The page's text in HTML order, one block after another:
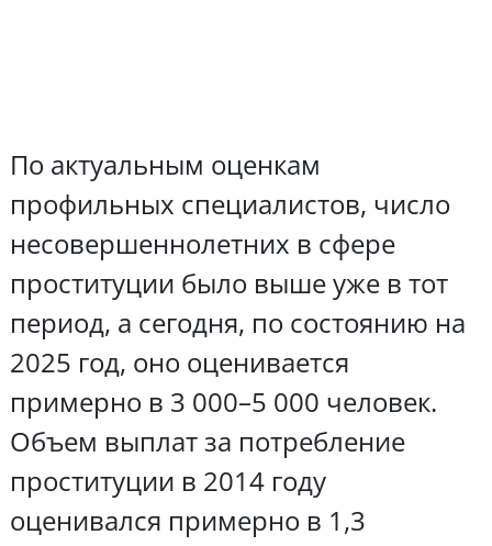
По актуальным оценкам
профильных специалистов, число
несовершеннолетних в сфере
проституции было выше уже в тот
период, а сегодня, по состоянию на
2025 год, оно оценивается
примерно в 3 000–5 000 человек.
Объем выплат за потребление
проституции в 2014 году
оценивался примерно в 1,3